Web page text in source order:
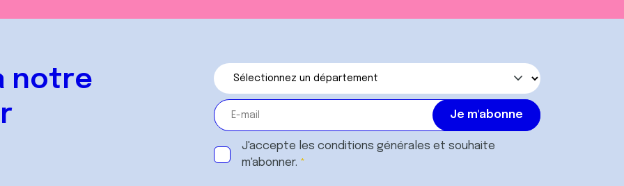
notre
J'accepte les conditions générales et souhaite
m'abonner.